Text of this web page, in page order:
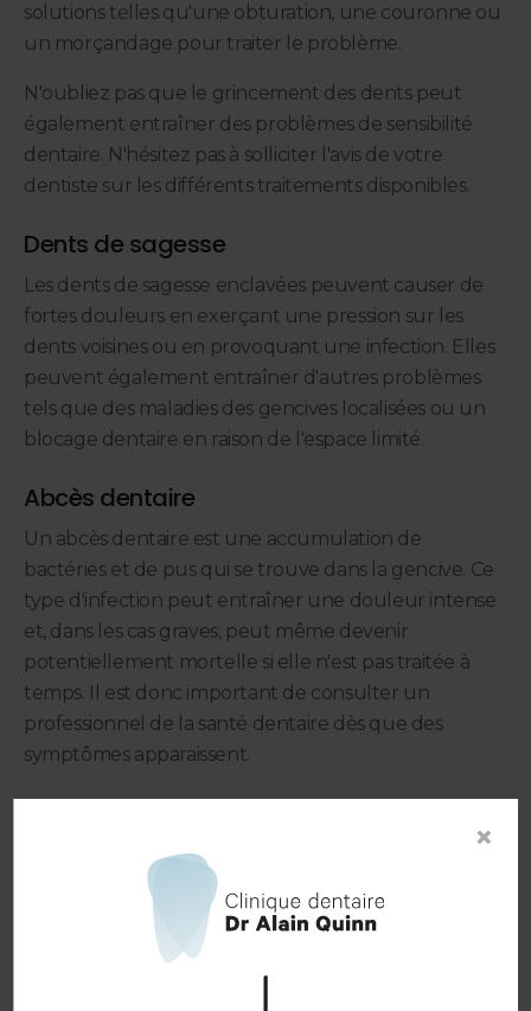
solutions telles qu'une obturation, une couronne ou
un morçandage pour traiter le problème.
N'oubliez pas que le grincement des dents peut
également entraîner des problèmes de sensibilité
dentaire. N'hésitez pas à solliciter l'avis de votre
dentiste sur les différents traitements disponibles.
Dents de sagesse
Les dents de sagesse enclavées peuvent causer de
fortes douleurs en exerçant une pression sur les
dents voisines ou en provoquant une infection. Elles
peuvent également entraîner d'autres problèmes
tels que des maladies des gencives localisées ou un
blocage dentaire en raison de l'espace limité.
Abcès dentaire
Un abcès dentaire est une accumulation de
bactéries et de pus qui se trouve dans la gencive. Ce
type d'infection peut entraîner une douleur intense
et, dans les cas graves, peut même devenir
potentiellement mortelle si elle n'est pas traitée à
temps. Il est donc important de consulter un
professionnel de la santé dentaire dès que des
symptômes apparaissent.
La parodontite est une infection bactérienne qui se
présente sous différents stades, allant de la gingivite
légère à une forme plus avancée. Pour traiter la
gingivite, il est possible d'effectuer un détartrage et
un surfaçage radiculaire afin d'éliminer
×